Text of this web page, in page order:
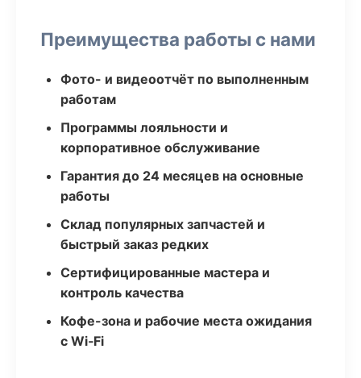
Преимущества работы с нами
Фото- и видеоотчёт по выполненным
работам
Программы лояльности и
корпоративное обслуживание
Гарантия до 24 месяцев на основные
работы
Склад популярных запчастей и
быстрый заказ редких
Сертифицированные мастера и
контроль качества
Кофе-зона и рабочие места ожидания
с Wi‑Fi